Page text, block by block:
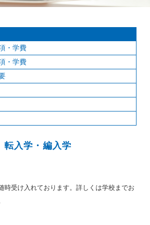
・学費
・学費
転入学・編入学
時受け入れております。詳しくは学校までお